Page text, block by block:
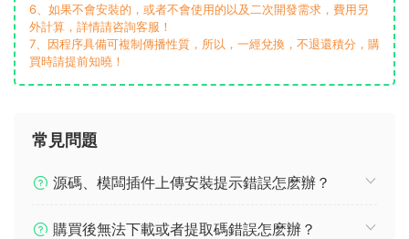
6、如果不會安裝的，或者不會使用的以及二次開發需求，費用另
外計算，詳情請咨詢客服！
7、因程序具備可複制傳播性質，所以，一經兌換，不退還積分，購
買時請提前知曉！
常見問題
源碼、模闆插件上傳安裝提示錯誤怎麽辦？
購買後無法下載或者提取碼錯誤怎麽辦？